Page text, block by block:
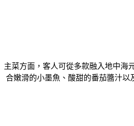
主菜⽅⾯，客⼈可從多款融入地中海
合嫩滑的⼩墨⿂、酸甜的番茄醬汁以